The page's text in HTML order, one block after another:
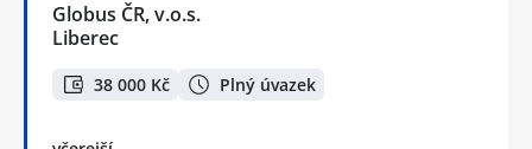
Globus ČR, v.o.s.
Liberec
38 000 Kč Plný úvazek